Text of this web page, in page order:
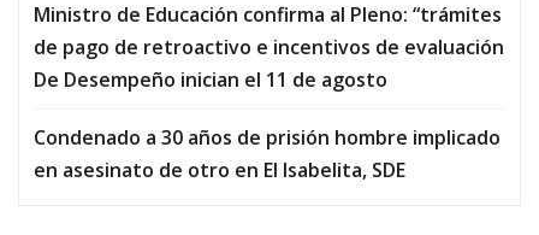
Ministro de Educación confirma al Pleno: “trámites
de pago de retroactivo e incentivos de evaluación
De Desempeño inician el 11 de agosto
Condenado a 30 años de prisión hombre implicado
en asesinato de otro en El Isabelita, SDE